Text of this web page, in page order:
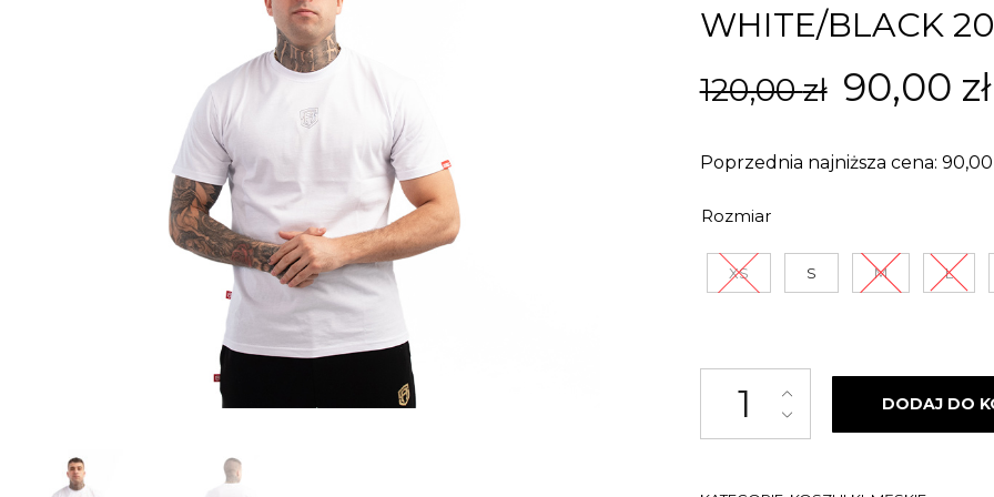
WHITE/BLACK
120,00zł
cena
120,00
90,00 zł
Poprzednia najniższa cena: 90,00
Rozmiar
XS S M L
ilość KOSZULKA STREET
DODAJ DO